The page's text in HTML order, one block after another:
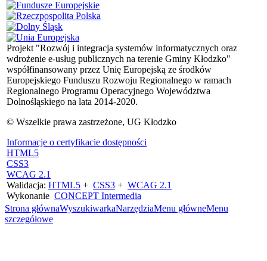
Projekt "Rozwój i integracja systemów informatycznych oraz
wdrożenie e-usług publicznych na terenie Gminy Kłodzko"
współfinansowany przez Unię Europejską ze środków
Europejskiego Funduszu Rozwoju Regionalnego w ramach
Regionalnego Programu Operacyjnego Województwa
Dolnośląskiego na lata 2014-2020.
© Wszelkie prawa zastrzeżone, UG Kłodzko
Informacje o certyfikacie dostępności
HTML5
CSS3
WCAG 2.1
Walidacja: HTML5 + CSS3 + WCAG 2.1
Wykonanie CONCEPT Intermedia
Strona głównaWyszukiwarkaNarzędziaMenu główneMenu
szczegółowe